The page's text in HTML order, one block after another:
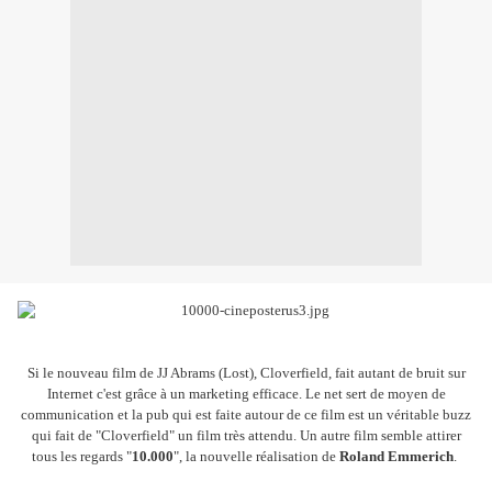
Si le nouveau film de JJ Abrams (Lost), Cloverfield, fait autant de bruit sur
Internet c'est grâce à un marketing efficace. Le net sert de moyen de
communication et la pub qui est faite autour de ce film est un véritable buzz
qui fait de "Cloverfield" un film très attendu. Un autre film semble attirer
tous les regards "10.000", la nouvelle réalisation de Roland Emmerich.